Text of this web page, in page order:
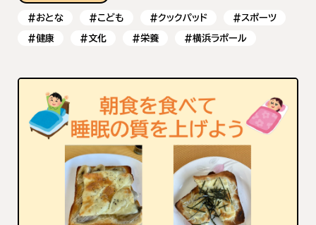
#おとな #こども #クックパッド #スポーツ
#健康 #文化 #栄養 #横浜ラポール